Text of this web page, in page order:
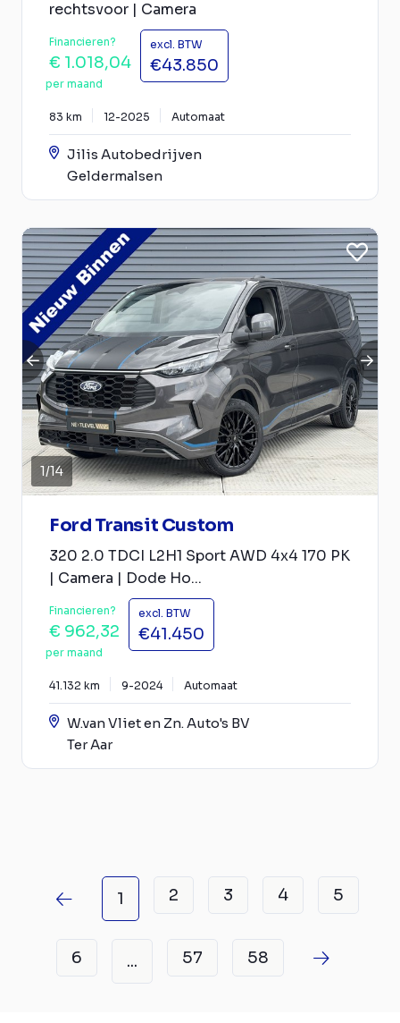
rechtsvoor | Camera
Financieren?
€ 1.018,04
per maand
excl. BTW
€43.850
83 km 12-2025 Automaat
Jilis Autobedrijven
Geldermalsen
1/14
Ford Transit Custom
320 2.0 TDCI L2H1 Sport AWD 4x4 170 PK
| Camera | Dode Ho...
Financieren?
€ 962,32
per maand
excl. BTW
€41.450
41.132 km 9-2024 Automaat
W.van Vliet en Zn. Auto's BV
Ter Aar
1 2 3 4 5
6 ... 57 58